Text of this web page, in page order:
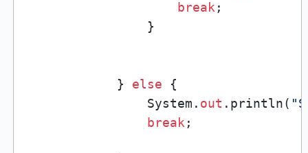
break ;
                }
            }
else {
                System.
out .println(
break ;